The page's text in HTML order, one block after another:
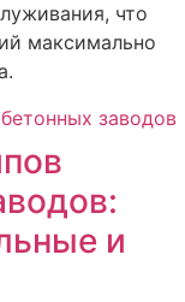
что
максимально
и